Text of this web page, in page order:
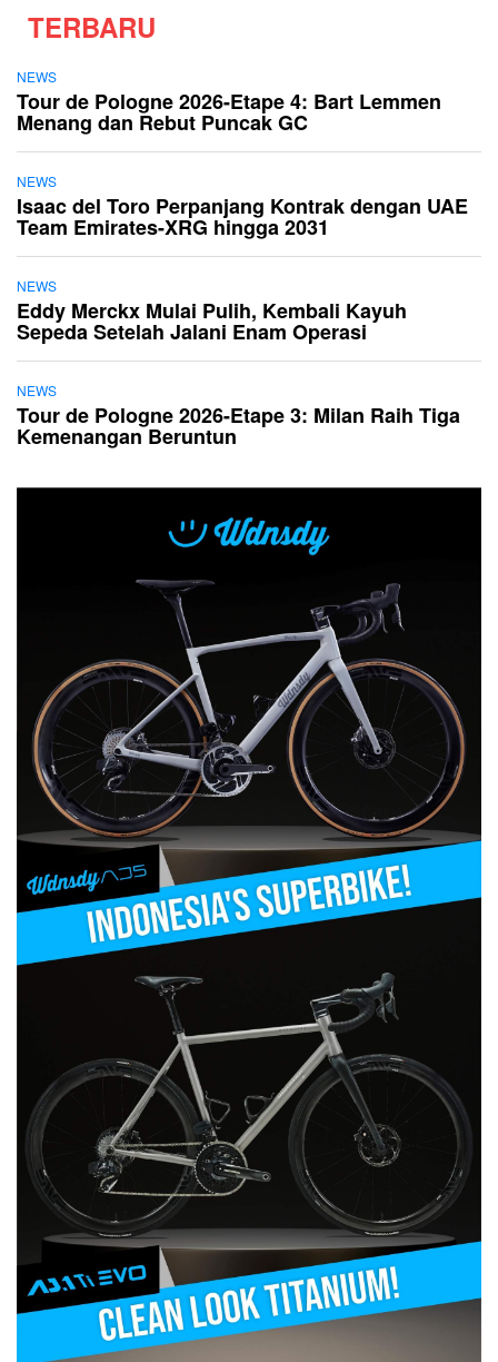
TERBARU
NEWS
Tour de Pologne 2026-Etape 4: Bart Lemmen
Menang dan Rebut Puncak GC
NEWS
Isaac del Toro Perpanjang Kontrak dengan UAE
Team Emirates-XRG hingga 2031
NEWS
Eddy Merckx Mulai Pulih, Kembali Kayuh
Sepeda Setelah Jalani Enam Operasi
NEWS
Tour de Pologne 2026-Etape 3: Milan Raih Tiga
Kemenangan Beruntun